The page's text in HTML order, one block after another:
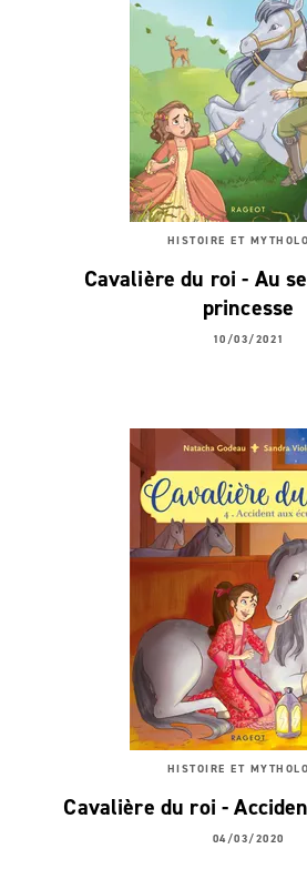
HISTOIRE ET
Cavalière du roi - Au
princesse
10/03/2021
HISTOIRE ET
Cavalière du roi -
04/03/2020